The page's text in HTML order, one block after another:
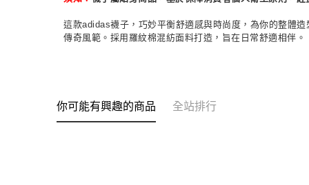
這款adidas襪子，巧妙平衡舒適感與時尚度，為你的整體
傳奇風範。採用羅紋棉混紡面料打造，旨在日常舒適相伴。
你可能有興趣的商品 全站排行